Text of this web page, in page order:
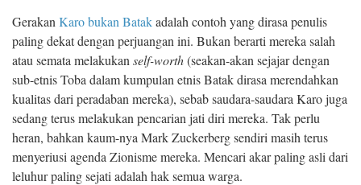
Gerakan Karo bukan Batakadalah contoh yang dirasa penulis
paling dekat dengan perjuangan ini. Bukan berarti mereka salah
atau semata melakukan self-worth(seakan-akan sejajar dengan
sub-etnis Toba dalam kumpulan etnis Batak dirasa merendahkan
kualitas dari peradaban mereka), sebab saudara-saudara Karo juga
sedang terus melakukan pencarian jati diri mereka. Tak perlu
heran, bahkan kaum-nya Mark Zuckerberg sendiri masih terus
menyeriusi agenda Zionisme mereka. Mencari akar paling asli dari
leluhur paling sejati adalah hak semua warga.